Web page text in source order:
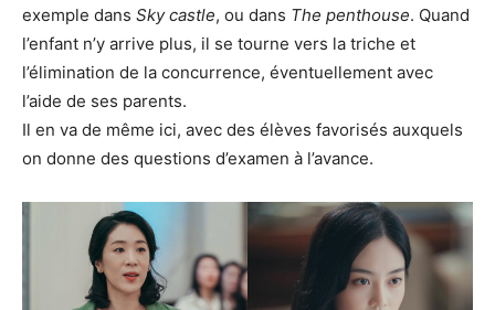
exemple dans Sky castle, ou dans The penthouse. Quand
l’enfant n’y arrive plus, il se tourne vers la triche et
l’élimination de la concurrence, éventuellement avec
l’aide de ses parents.
Il en va de même ici, avec des élèves favorisés auxquels
on donne des questions d’examen à l’avance.